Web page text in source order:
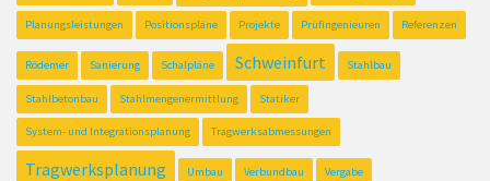
Planungsleistungen Positionspläne Projekte Prüfingenieuren Referenzen
Rödemer Sanierung Schalpläne Schweinfurt Stahlbau
Stahlbetonbau Stahlmengenermittlung Statiker
System- und Integrationsplanung Tragwerksabmessungen
Tragwerksplanung Umbau Verbundbau Vergabe